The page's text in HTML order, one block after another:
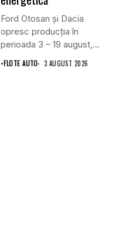
Ford Otosan și Dacia
opresc producția în
perioada 3 – 19 august,...
•FLOTE AUTO 3 AUGUST 2026